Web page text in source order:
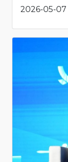
2026-05-07